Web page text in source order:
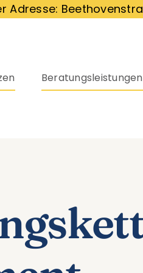
Beratungsleistungen